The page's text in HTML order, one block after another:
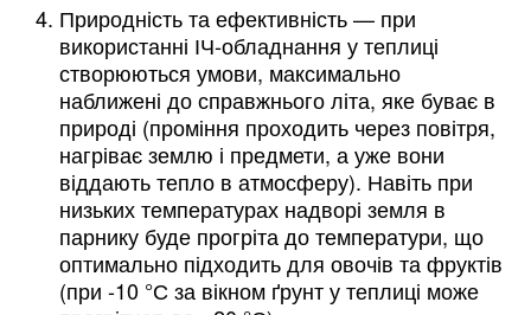
Природність та ефективність — при
використанні ІЧ-обладнання у теплиці
створюються умови, максимально
наближені до справжнього літа, яке буває в
природі (проміння проходить через повітря,
нагріває землю і предмети, а уже вони
віддають тепло в атмосферу). Навіть при
низьких температурах надворі земля в
парнику буде прогріта до температури, що
оптимально підходить для овочів та фруктів
(при -10 °С за вікном ґрунт у теплиці може